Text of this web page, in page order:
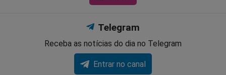
Telegram
Receba as notícias do dia no Telegram
Entrar no canal